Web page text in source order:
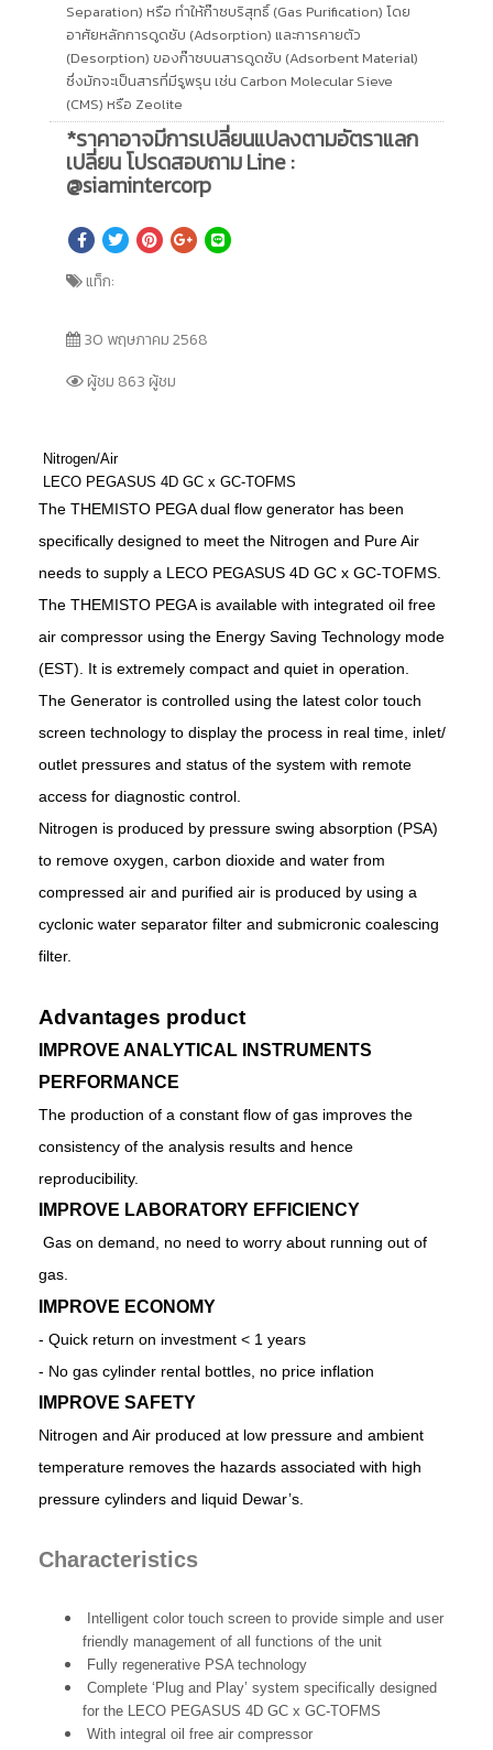
Separation) หรือ ทำให้ก๊าซบริสุทธิ์ (Gas Purification) โดย
อาศัยหลักการดูดซับ (Adsorption) และการคายตัว
(Desorption) ของก๊าซบนสารดูดซับ (Adsorbent Material)
ซึ่งมักจะเป็นสารที่มีรูพรุน เช่น Carbon Molecular Sieve
(CMS) หรือ Zeolite
*ราคาอาจมีการเปลี่ยนแปลงตามอัตราแลก
เปลี่ยน โปรดสอบถาม Line :
@siamintercorp
แท็ก:
30 พฤษภาคม 2568
ผู้ชม 863 ผู้ชม
Nitrogen/Air
LECO PEGASUS 4D GC x GC-TOFMS
The THEMISTO PEGA dual flow generator has been
specifically designed to meet the Nitrogen and Pure Air
needs to supply a LECO PEGASUS 4D GC x GC-TOFMS.
The THEMISTO PEGA is available with integrated oil free
air compressor using the Energy Saving Technology mode
(EST) . It is extremely compact and quiet in operation.
The Generator is controlled using the latest color touch
screen technology to display the process in real time, inlet/
outlet pressures and status of the system with remote
access for diagnostic control.
Nitrogen is produced by pressure swing absorption (PSA)
to remove oxygen, carbon dioxide and water from
compressed air and purified air is produced by using a
cyclonic water separator filter and submicronic coalescing
filter.
Advantages product
IMPROVE ANALYTICAL INSTRUMENTS
PERFORMANCE
The production of a constant flow of gas improves the
consistency of the analysis results and hence
reproducibility.
IMPROVE LABORATORY EFFICIENCY
Gas on demand, no need to worry about running out of
gas.
IMPROVE ECONOMY
- Quick return on investment < 1 years
- No gas cylinder rental bottles, no price inflation
IMPROVE SAFETY
Nitrogen and Air produced at low pressure and ambient
temperature removes the hazards associated with high
pressure cylinders and liquid Dewar’s.
Characteristics
Intelligent color touch screen to provide simple and user
friendly management of all functions of the unit
Fully regenerative PSA technology
Complete ‘Plug and Play’ system specifically designed
for the LECO PEGASUS 4D GC x GC-TOFMS
With integral oil free air compressor